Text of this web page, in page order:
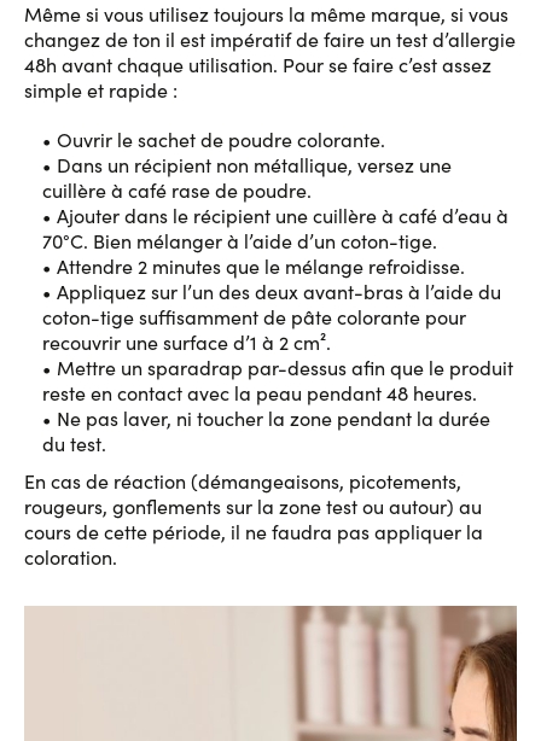
Même si vous utilisez toujours la même marque, si vous
changez de ton il est impératif de faire un test d’allergie
48h avant chaque utilisation. Pour se faire c’est assez
simple et rapide :
Ouvrir le sachet de poudre colorante.
Dans un récipient non métallique, versez une
cuillère à café rase de poudre.
Ajouter dans le récipient une cuillère à café d’eau à
70°C. Bien mélanger à l’aide d’un coton-tige.
Attendre 2 minutes que le mélange refroidisse.
Appliquez sur l’un des deux avant-bras à l’aide du
coton-tige suffisamment de pâte colorante pour
recouvrir une surface d’1 à 2 cm².
Mettre un sparadrap par-dessus afin que le produit
reste en contact avec la peau pendant 48 heures.
Ne pas laver, ni toucher la zone pendant la durée
du test.
En cas de réaction (démangeaisons, picotements,
rougeurs, gonflements sur la zone test ou autour) au
cours de cette période, il ne faudra pas appliquer la
coloration.